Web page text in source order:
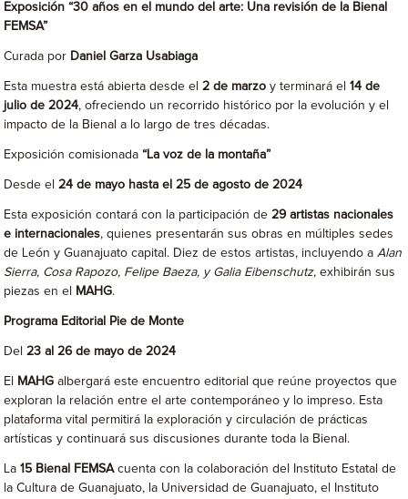
Exposición “30 años en el mundo del arte: Una revisión de la Bienal
FEMSA”
Curada por Daniel Garza Usabiaga
Esta muestra está abierta desde el2 de marzo y terminará el14 de
julio de 2024, ofreciendo un recorrido histórico por la evolución y el
impacto de la Bienal a lo largo de tres décadas.
Exposición comisionada“La voz de la montaña”
Desde el24 de mayo hasta el 25 de agosto de 2024
Esta exposición contará con la participación de29 artistas nacionales
e internacionales, quienes presentarán sus obras en múltiples sedes
de León y Guanajuato capital. Diez de estos artistas, incluyendo aAlan
Sierra, Cosa Rapozo, Felipe Baeza, y Galia Eibenschutz, exhibirán sus
piezas en el
MAHG.
Programa Editorial Pie de Monte
Del23 al 26 de mayo de 2024
El MAHG albergará este encuentro editorial que reúne proyectos que
exploran la relación entre el arte contemporáneo y lo impreso. Esta
plataforma vital permitirá la exploración y circulación de prácticas
artísticas y continuará sus discusiones durante toda la Bienal.
La15 Bienal FEMSAcuenta con la colaboración del Instituto Estatal de
la Cultura de Guanajuato, la Universidad de Guanajuato, el Instituto